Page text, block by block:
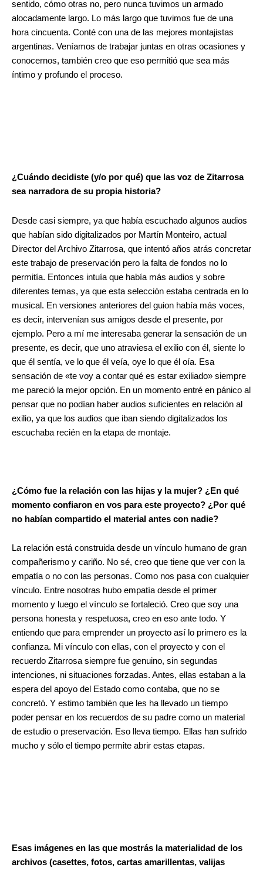
sentido, cómo otras no, pero nunca tuvimos un armado
alocadamente largo. Lo más largo que tuvimos fue de una
hora cincuenta. Conté con una de las mejores montajistas
argentinas. Veníamos de trabajar juntas en otras ocasiones y
conocernos, también creo que eso permitió que sea más
íntimo y profundo el proceso.
¿Cuándo decidiste (y/o por qué) que las voz de Zitarrosa
sea narradora de su propia historia?
Desde casi siempre, ya que había escuchado algunos audios
que habían sido digitalizados por Martín Monteiro, actual
Director del Archivo Zitarrosa, que intentó años atrás concretar
este trabajo de preservación pero la falta de fondos no lo
permitía. Entonces intuía que había más audios y sobre
diferentes temas, ya que esta selección estaba centrada en lo
musical. En versiones anteriores del guion había más voces,
es decir, intervenían sus amigos desde el presente, por
ejemplo. Pero a mí me interesaba generar la sensación de un
presente, es decir, que uno atraviesa el exilio con él, siente lo
que él sentía, ve lo que él veía, oye lo que él oía. Esa
sensación de «te voy a contar qué es estar exiliado» siempre
me pareció la mejor opción. En un momento entré en pánico al
pensar que no podían haber audios suficientes en relación al
exilio, ya que los audios que iban siendo digitalizados los
escuchaba recién en la etapa de montaje.
¿Cómo fue la relación con las hijas y la mujer? ¿En qué
momento confiaron en vos para este proyecto? ¿Por qué
no habían compartido el material antes con nadie?
La relación está construida desde un vínculo humano de gran
compañerismo y cariño. No sé, creo que tiene que ver con la
empatía o no con las personas. Como nos pasa con cualquier
vínculo. Entre nosotras hubo empatía desde el primer
momento y luego el vínculo se fortaleció. Creo que soy una
persona honesta y respetuosa, creo en eso ante todo. Y
entiendo que para emprender un proyecto así lo primero es la
confianza. Mi vínculo con ellas, con el proyecto y con el
recuerdo Zitarrosa siempre fue genuino, sin segundas
intenciones, ni situaciones forzadas. Antes, ellas estaban a la
espera del apoyo del Estado como contaba, que no se
concretó. Y estimo también que les ha llevado un tiempo
poder pensar en los recuerdos de su padre como un material
de estudio o preservación. Eso lleva tiempo. Ellas han sufrido
mucho y sólo el tiempo permite abrir estas etapas.
Esas imágenes en las que mostrás la materialidad de los
archivos (casettes, fotos, cartas amarillentas, valijas